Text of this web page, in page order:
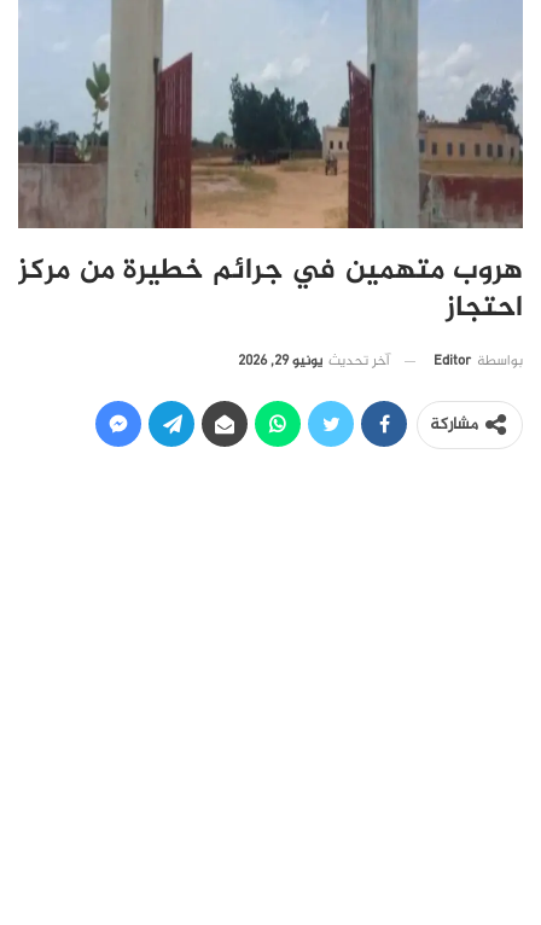
هروب متهمين في جرائم خطيرة من مركز
احتجاز
بواسطة Editor آخر تحديث يونيو 29, 2026
مشاركة